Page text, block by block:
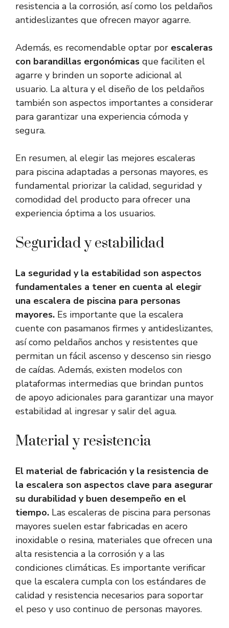
resistencia a la corrosión, así como los peldaños
antideslizantes que ofrecen mayor agarre.
Además, es recomendable optar por escaleras
con barandillas ergonómicas que faciliten el
agarre y brinden un soporte adicional al
usuario. La altura y el diseño de los peldaños
también son aspectos importantes a considerar
para garantizar una experiencia cómoda y
segura.
En resumen, al elegir las mejores escaleras
para piscina adaptadas a personas mayores, es
fundamental priorizar la calidad, seguridad y
comodidad del producto para ofrecer una
experiencia óptima a los usuarios.
Seguridad y estabilidad
La seguridad y la estabilidad son aspectos
fundamentales a tener en cuenta al elegir
una escalera de piscina para personas
mayores. Es importante que la escalera
cuente con pasamanos firmes y antideslizantes,
así como peldaños anchos y resistentes que
permitan un fácil ascenso y descenso sin riesgo
de caídas. Además, existen modelos con
plataformas intermedias que brindan puntos
de apoyo adicionales para garantizar una mayor
estabilidad al ingresar y salir del agua.
Material y resistencia
El material de fabricación y la resistencia de
la escalera son aspectos clave para asegurar
su durabilidad y buen desempeño en el
tiempo. Las escaleras de piscina para personas
mayores suelen estar fabricadas en acero
inoxidable o resina, materiales que ofrecen una
alta resistencia a la corrosión y a las
condiciones climáticas. Es importante verificar
que la escalera cumpla con los estándares de
calidad y resistencia necesarios para soportar
el peso y uso continuo de personas mayores.